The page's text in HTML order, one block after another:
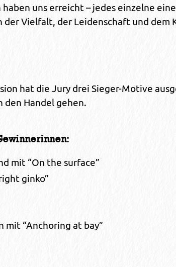
uns erreicht – jedes einzelne
Vielfalt, der Leidenschaft und dem
hat die Jury drei Sieger-Motive
den Handel gehen.
mit “On the surface”
ginko”
mit “Anchoring at bay”